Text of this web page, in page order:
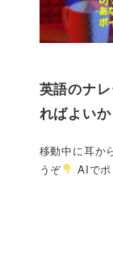
英語のナ
ればよいか
移動中に耳か
うぞ
AIで